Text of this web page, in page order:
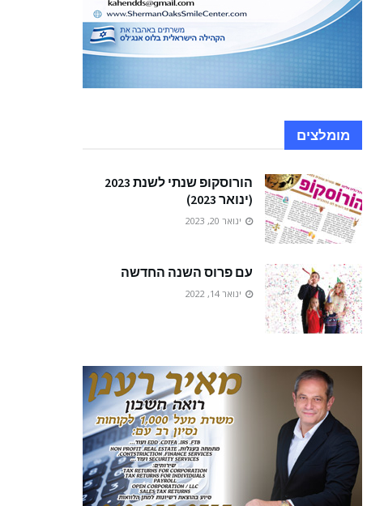
מומלצים
הורוסקופ שנתי לשנת 2023
(ינואר 2023)
ינואר 20, 2023
עם פרוס השנה החדשה
ינואר 14, 2022